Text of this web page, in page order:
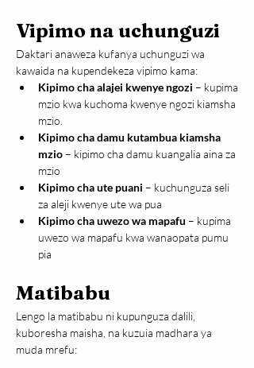
Vipimo na uchunguzi
Daktari anaweza kufanya uchunguzi wa
kawaida na kupendekeza vipimo kama:
Kipimo cha alajei kwenye ngozi – kupima
mzio kwa kuchoma kwenye ngozi kiamsha
mzio.
Kipimo cha damu kutambua kiamsha
mzio – kipimo cha damu kuangalia aina za
mzio
Kipimo cha ute puani – kuchunguza seli
za aleji kwenye ute wa pua
Kipimo cha uwezo wa mapafu – kupima
uwezo wa mapafu kwa wanaopata pumu
pia
Matibabu
Lengo la matibabu ni kupunguza dalili,
kuboresha maisha, na kuzuia madhara ya
muda mrefu: